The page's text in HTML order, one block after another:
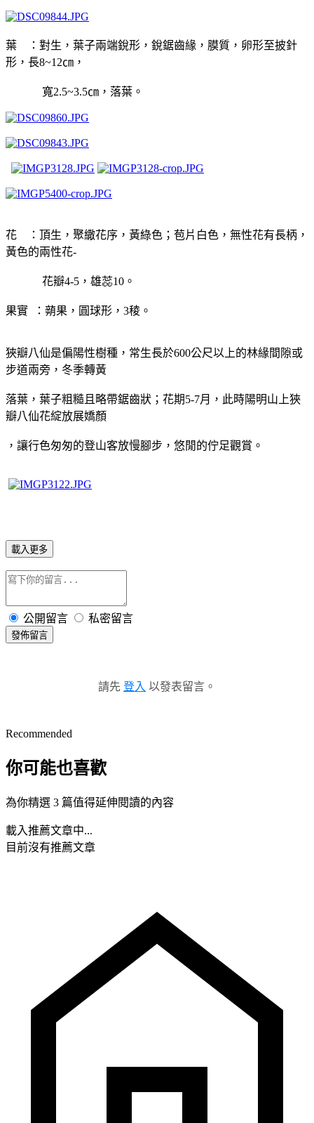
葉 ：對生，葉子兩端銳形，銳鋸齒緣，膜質，卵形至披針
形，長8~12㎝，
寬2.5~3.5㎝，落葉。
花 ：頂生，聚繖花序，黃綠色；苞片白色，無性花有長柄，
黃色的兩性花-
花瓣4-5，雄蕊10。
果實 ：蒴果，圓球形，3稜。
狹瓣八仙是偏陽性樹種，常生長於600公尺以上的林緣間隙或
步道兩旁，冬季轉黃
落葉，葉子粗糙且略帶鋸齒狀；花期5-7月，此時陽明山上狹
瓣八仙花綻放展嬌顏
，讓行色匆匆的登山客放慢腳步，悠閒的佇足觀賞。
載入更多
公開留言 私密留言
發佈留言
請先 登入 以發表留言。
Recommended
你可能也喜歡
為你精選 3 篇值得延伸閱讀的內容
載入推薦文章中...
目前沒有推薦文章